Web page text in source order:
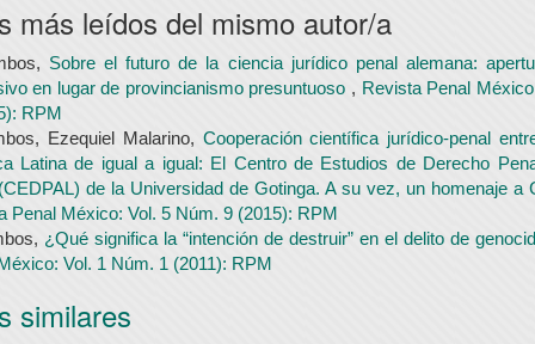
más leídos del mismo autor/a
Sobre el futuro de la ciencia jurídico penal alemana:
en lugar de provincianismo presuntuoso , Revista Penal
RPM
Ezequiel Malarino, Cooperación científica jurídico-penal
Latina de igual a igual: El Centro de Estudios de Derecho
de la Universidad de Gotinga. A su vez, un homenaje a
Penal México: Vol. 5 Núm. 9 (2015): RPM
¿Qué significa la “intención de destruir” en el delito de
Vol. 1 Núm. 1 (2011): RPM
similares